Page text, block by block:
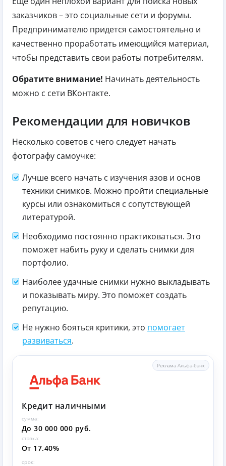
заказчиков – это социальные сети и форумы.
Предпринимателю придется самостоятельно и
качественно проработать имеющийся материал,
чтобы представить свои работы потребителям.
Обратите внимание! Начинать деятельность
можно с сети ВКонтакте.
Рекомендации для новичков
Несколько советов с чего следует начать
фотографу самоучке:
Лучше всего начать с изучения азов и основ
техники снимков. Можно пройти специальные
курсы или ознакомиться с сопутствующей
литературой.
Необходимо постоянно практиковаться. Это
поможет набить руку и сделать снимки для
портфолио.
Наиболее удачные снимки нужно выкладывать
и показывать миру. Это поможет создать
репутацию.
Не нужно бояться критики, это помогает
развиваться.
Реклама Альфа-банк
Кредит наличными
сумма:
До 30 000 000 руб.
ставка:
От 17.40%
срок: